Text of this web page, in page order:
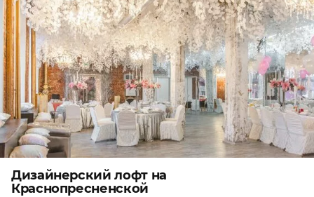
Дизайнерский лофт на
Краснопресненской